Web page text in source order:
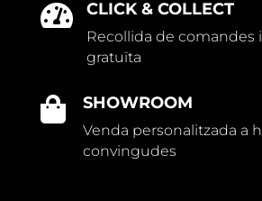
 CLICK & COLLECT
Recollida de comandes
gratuïta
 SHOWROOM
Venda personalitzada a
convingudes